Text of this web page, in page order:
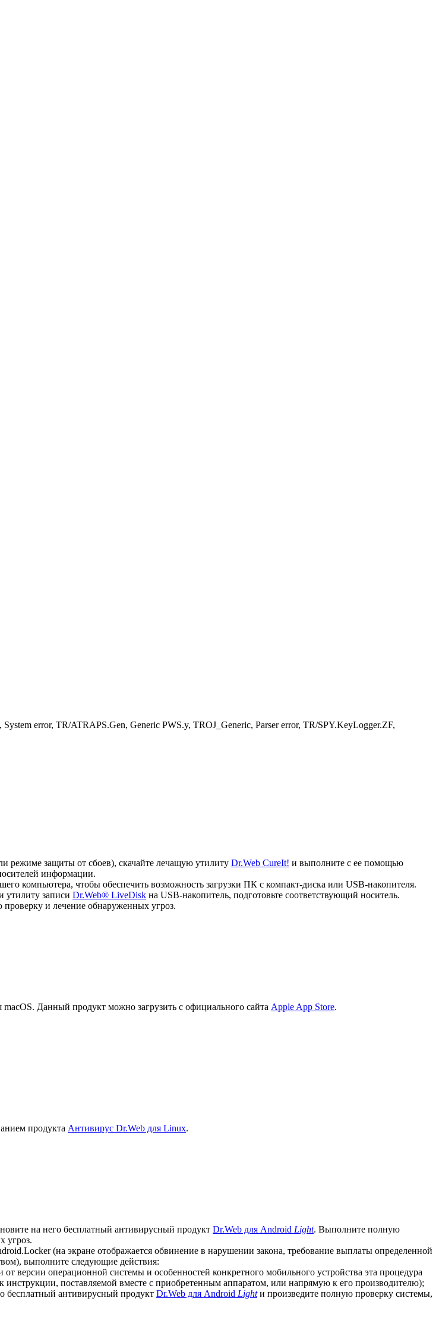
error, TR/ATRAPS.Gen, Generic PWS.y, TROJ_Generic, Parser error, TR/SPY.KeyLogger.ZF,
режиме защиты от сбоев), скачайте лечащую утилиту Dr.Web CureIt! и выполните с ее помощью
информации.
компьютера, чтобы обеспечить возможность загрузки ПК с компакт-диска или USB-накопителя.
утилиту записи Dr.Web® LiveDisk на USB-накопитель, подготовьте соответствующий носитель.
и лечение обнаруженных угроз.
Данный продукт можно загрузить с официального сайта Apple App Store.
продукта Антивирус Dr.Web для Linux.
на него бесплатный антивирусный продукт Dr.Web для Android Light. Выполните полную
угроз.
(на экране отображается обвинение в нарушении закона, требование выплаты определенной
выполните следующие действия:
версии операционной системы и особенностей конкретного мобильного устройства эта процедура
поставляемой вместе с приобретенным аппаратом, или напрямую к его производителю);
бесплатный антивирусный продукт Dr.Web для Android Lightи произведите полную проверку системы,